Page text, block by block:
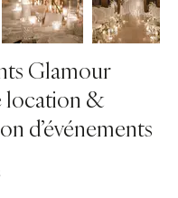
Glamour
location &
d’événements